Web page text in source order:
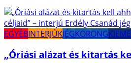
EGYÉBINTERJÚKJÉGKORONG
„Óriási alázat és kitartás